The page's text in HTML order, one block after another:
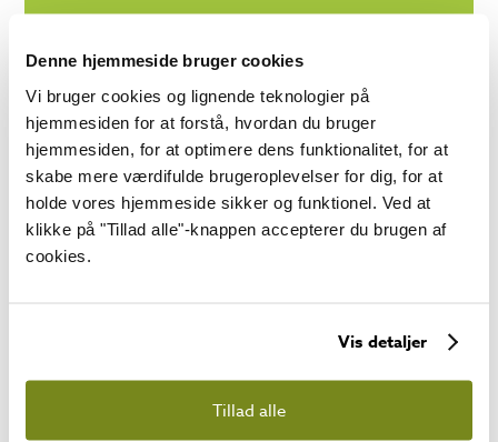
Denne hjemmeside bruger cookies
Vi bruger cookies og lignende teknologier på
hjemmesiden for at forstå, hvordan du bruger
hjemmesiden, for at optimere dens funktionalitet, for at
skabe mere værdifulde brugeroplevelser for dig, for at
holde vores hjemmeside sikker og funktionel. Ved at
klikke på "Tillad alle"-knappen accepterer du brugen af
cookies.
Vis detaljer
Tillad alle
PRODUKT INFORMATION
Nederste område (m²)
14,84
Bundmål (mm x mm)
5300 x 2800
Rygningshøjde (mm)